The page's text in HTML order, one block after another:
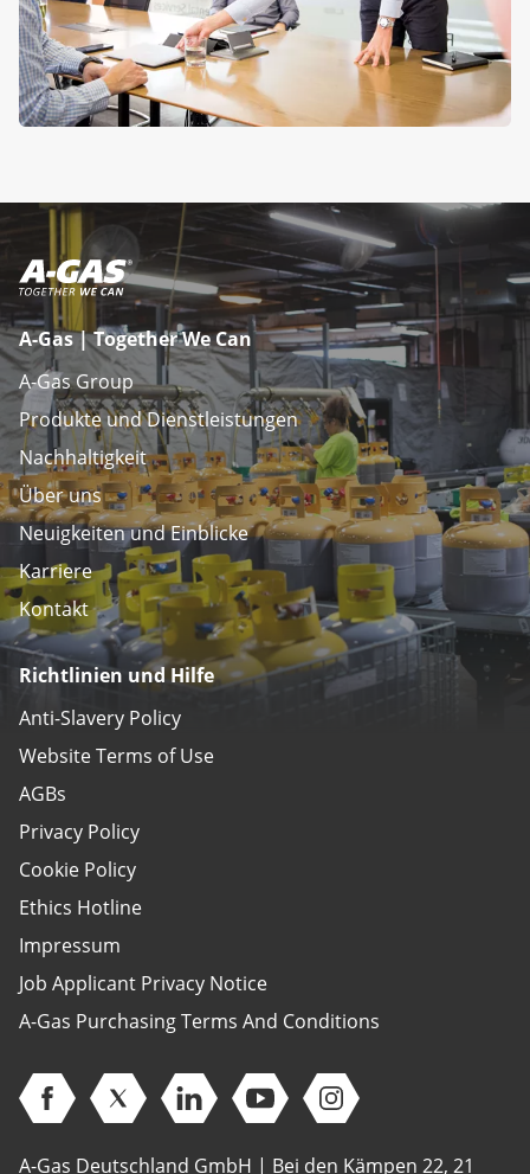
A-Gas | Together We Can
A-Gas Group
Produkte und Dienstleistungen
Nachhaltigkeit
Über uns
Neuigkeiten und Einblicke
Karriere
Kontakt
Richtlinien und Hilfe
Anti-Slavery Policy
Website Terms of Use
AGBs
Privacy Policy
Cookie Policy
Ethics Hotline
Impressum
Job Applicant Privacy Notice
A-Gas Purchasing Terms And Conditions
Open Facebook (opens in new window)
Open Twitter (opens in new window)
Open Linkedin (opens in new window)
Open Youtube (opens in new
Open Instagram
A-Gas Deutschland GmbH | Bei den Kämpen 22, 21